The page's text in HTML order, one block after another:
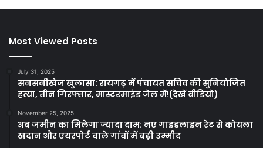
Most Viewed Posts
July 31, 2025
सनसनीखेज खुलासा: रायगढ़ में पंचायत सचिव की सुनियोजित
हत्या, तीन गिरफ्तार, मास्टरमाइंड जेल में!(देखें वीडियो)
November 25, 2025
अब जमीन का मिलेगा ज्यादा दाम: नए गाइडलाइन रेट से कोयला
खदान और एयरपोर्ट वाले गांवों में बढ़ी उम्मीद